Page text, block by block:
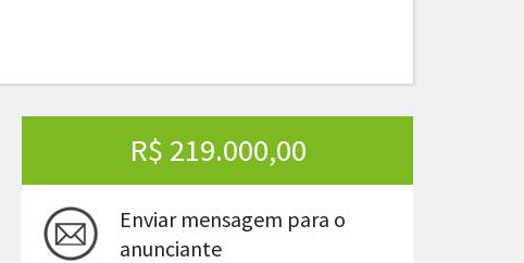
R$ 219.000,00
Enviar mensagem para o
anunciante